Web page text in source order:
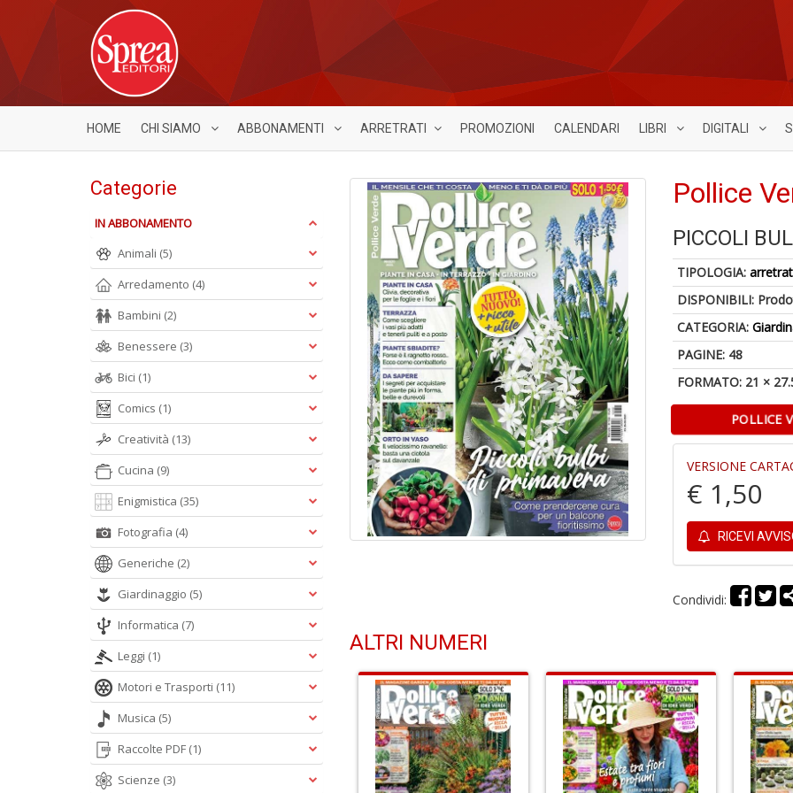
HOME CHI SIAMO ABBONAMENTI ARRETRATI PROMOZIONI CALENDARI LIBRI DIGITALI
Pollice
PICCOLI
TIPOLOGIA:
DISPONIBILI:
CATEGORIA:
PAGINE: 48
FORMATO: 21 ×
POLLICE
VERSIONE
€ 1,50
RICEVI
Condividi:
ALTRI NUMERI
Categorie
IN ABBONAMENTO
Animali (5)
Arredamento (4)
Bambini (2)
Benessere (3)
Bici (1)
Comics (1)
Creatività (13)
Cucina (9)
Enigmistica (35)
Fotografia (4)
Generiche (2)
Giardinaggio (5)
Informatica (7)
Leggi (1)
Motori e Trasporti (11)
Musica (5)
Raccolte PDF (1)
Scienze (3)